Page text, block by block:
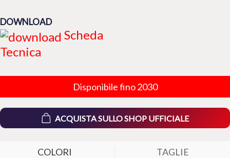
DOWNLOAD
Scheda
Tecnica
Disponibile fino 2030
ACQUISTA SULLO SHOP UFFICIALE
COLORI TAGLIE